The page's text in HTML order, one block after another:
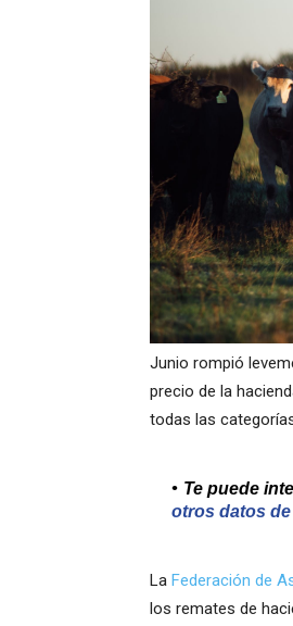
Junio rompió
precio de la
todas las
Te puede
otros datos
La Federación de
los remates de